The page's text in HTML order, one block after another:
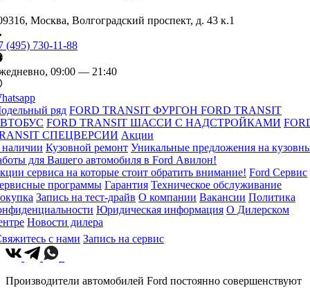
Москва, Волгоградский проспект, д. 43 к.1
(495) 730-11-88
09:00 — 21:40
ряд FORD TRANSIT ФУРГОН FORD TRANSIT
FORD TRANSIT ШАССИ С НАДСТРОЙКАМИ
СПЕЦВЕРСИИ Акции
Кузовной ремонт Уникальные предложения на
для Вашего автомобиля в Ford Авилон!
сервиса на которые стоит обратить внимание! Ford Сервис
программы Гарантия Техническое обслуживание
Запись на тест-драйв О компании Вакансии Политика
Юридическая информация О Дилерском
Новости дилера
с нами Запись на сервис
Производители автомобилей Ford постоянно совершенствуют